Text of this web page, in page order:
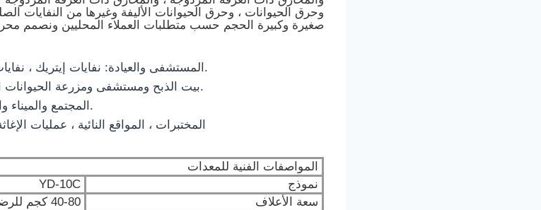
وحرق الحيوانات ، وحرق الحيوانات الأليفة وغيرها من النفايات
صغيرة وكبيرة الحجم حسب متطلبات العملاء المحليين ونصمم محرقة
1. المستشفى والعيادة: نفايات إيتريك ، نفايات معدية ، ضماد ، نفايات حيوية ، دواء.
2. بيت الذبح ومستشفى ومزرعة الحيوانات الأليفة: حيوان ميت ، نفايات بيولوجية.
3. المجتمع والميناء والمحطة: النفايات البلدية الصلبة ، إلخ.
4. المختبرات ، المواقع النائية ، عمليات
المواصفات الفنية للمعدات
نموذج
YD-10C
سعة الأعلاف
40-80 كجم للرضعة